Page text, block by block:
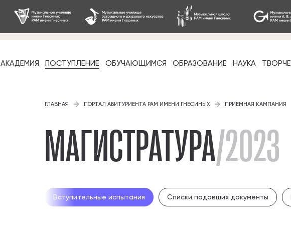
АКАДЕМИЯ ПОСТУПЛЕНИЕ ОБУЧАЮЩИМСЯ ОБРАЗОВАНИЕ НАУКА
Среднее профессиональное
Бакалавриат
Специалитет
Магистратура
Аспирантура
ГЛАВНАЯ ПОРТАЛ АБИТУРИЕНТА РАМ ИМЕНИ ГНЕСИНЫХ ПРИЕМНАЯ КАМПАНИЯ
МАГИСТРАТУРА/2023
Вступительные испытания Списки подавших документы